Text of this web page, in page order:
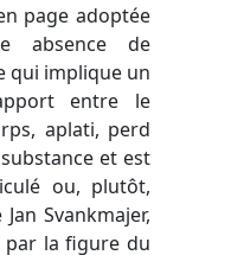
page adoptée
absence de
qui implique un
entre le
aplati, perd
et est
ou, plutôt,
Svankmajer,
la figure du